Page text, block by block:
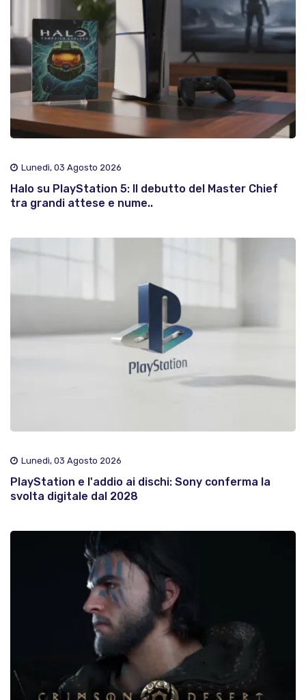
Lunedì, 03 Agosto 2026
Halo su PlayStation 5: Il debutto del Master Chief
tra grandi attese e nume..
Lunedì, 03 Agosto 2026
PlayStation e l'addio ai dischi: Sony conferma la
svolta digitale dal 2028